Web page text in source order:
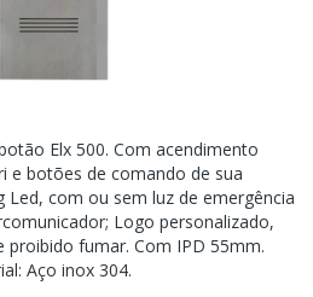
Elx 500. Com acendimento
e botões de comando de sua
Led, com ou sem luz de emergência
Logo personalizado,
proibido fumar. Com IPD 55mm.
Aço inox 304.